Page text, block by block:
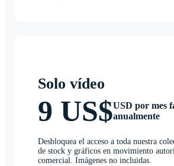
Solo vídeo
9 US$USD por mes
anualmente
Desbloquea el acceso a toda nuestra
de stock y gráficos en movimiento
comercial. Imágenes no incluidas.